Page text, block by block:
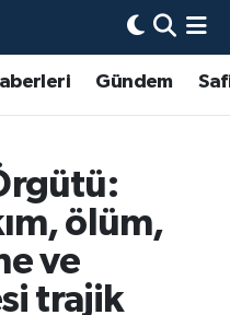
Gündem
ölüm,
ve
trajik
Fikstür